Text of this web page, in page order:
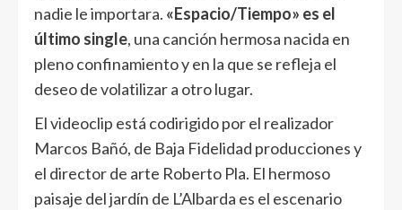
nadie le importara. «Espacio/Tiempo» es el
último single, una canción hermosa nacida en
pleno confinamiento y en la que se refleja el
deseo de volatilizar a otro lugar.
El videoclip está codirigido por el realizador
Marcos Bañó, de Baja Fidelidad producciones y
el director de arte Roberto Pla. El hermoso
paisaje del jardín de L’Albarda es el escenario